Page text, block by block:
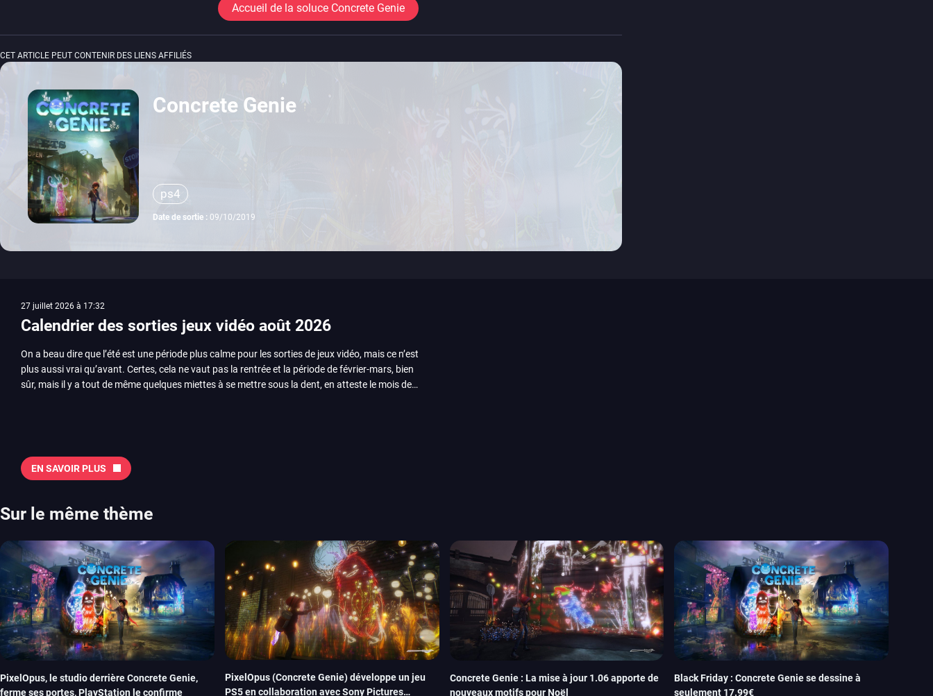
Accueil de la soluce Concrete Genie
CET ARTICLE PEUT CONTENIR DES LIENS AFFILIÉS
Concrete Genie
ps4
Date de sortie : 09/10/2019
27 juillet 2026 à 17:32
Calendrier des sorties jeux vidéo août 2026
On a beau dire que l’été est une période plus calme pour les sorties de jeux vidéo, mais ce n’est
plus aussi vrai qu’avant. Certes, cela ne vaut pas la rentrée et la période de février-mars, bien
sûr, mais il y a tout de même quelques miettes à se mettre sous la dent, en atteste le mois de
Tokon ou encore Beast of Reincarnation, qui nous montre que Game Freak sait faire autre
chose d’ambitieux que Pokémon. On n’oubliera pas la période de Gamescom, avec Star Wars,
2026 Vous trouverez ici tous les jeux majeurs qui sortiront au mois de juin. Vous trouverez
aussi les jeux de ce mois dans notre page dédiée…
EN SAVOIR PLUS
Sur le même thème
PixelOpus, le studio derrière Concrete Genie,
ferme ses portes, PlayStation le confirme
PixelOpus (Concrete Genie) développe un jeu
PS5 en collaboration avec Sony Pictures
Concrete Genie : La mise à jour 1.06 apporte de
nouveaux motifs pour Noël
Black Friday : Concrete Genie se dessine à
seulement 17.99€